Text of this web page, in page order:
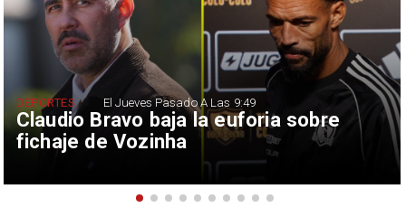
Claudio Bravo baja la euforia sobre
fichaje de Vozinha
DEPORTES El Jueves Pasado A Las 9:49